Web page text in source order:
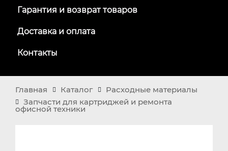
Гарантия и возврат товаров
Доставка и оплата
Контакты
Главная Каталог
Расходные материалы
Запчасти для картриджей и ремонта
офисной техники